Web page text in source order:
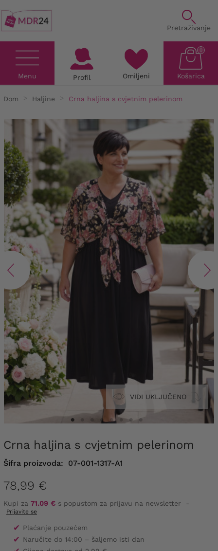
Pretraživanje
Menu Profil Omiljeni Košarica
0
Dom Haljine Crna haljina s cvjetnim pelerinom
VIDI UKLJUČENO
Crna haljina s cvjetnim pelerinom
Šifra proizvoda: 07-001-1317-A1
78,99 €
Kupi za 71.09 € s popustom za prijavu na newsletter -
Prijavite se
✔ Plaćanje pouzećem
✔ Naručite do 14:00 – šaljemo isti dan